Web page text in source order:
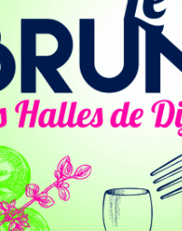
les réformes des
L’idée, c’est de parler